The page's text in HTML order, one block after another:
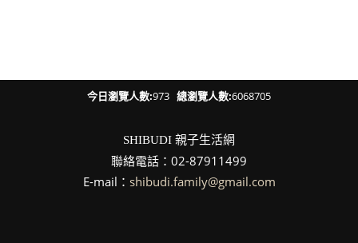
今日瀏覽人數:973 總瀏覽人數:6068705
SHIBUDI 親子生活網
聯絡電話：02-87911499
E-mail： shibudi.family@gmail.com